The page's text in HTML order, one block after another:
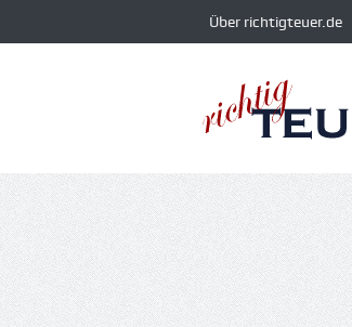
Über richtigteuer.de